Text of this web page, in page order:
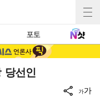
포토
당선인
가가